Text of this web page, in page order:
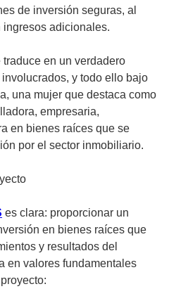
de inversión seguras, al
ingresos adicionales.
en un verdadero
y todo ello bajo
una mujer que destaca como
empresaria,
en bienes raíces que se
por el sector inmobiliario.
es clara: proporcionar un
en bienes raíces que
y resultados del
en valores fundamentales